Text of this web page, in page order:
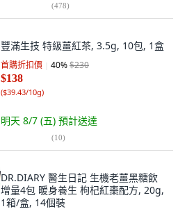
(478)
豐滿生技 特級薑紅茶, 3.5g, 10包, 1盒
首購折扣價 40%$230
$138
($39.43/10g)
明天 8/7 (五) 預計送達
(10)
DR.DIARY 醫生日記 生機老薑黑糖飲
增量4包 暖身養生 枸杞紅棗配方, 20g,
1箱/盒, 14個裝